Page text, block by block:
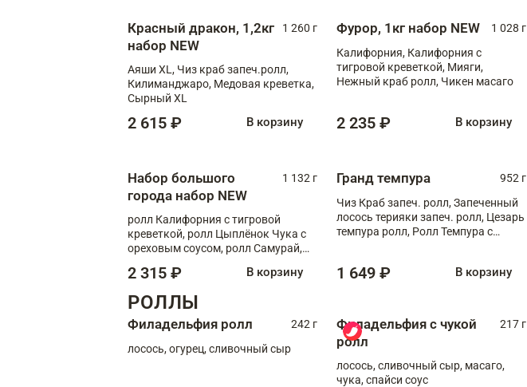
Красный дракон, 1,2кг
набор NEW
1 260 г
Аяши XL, Чиз краб запеч.ролл,
Килиманджаро, Медовая креветка,
Сырный XL
2 615 ₽ В корзину
Фурор, 1кг набор NEW
1 028 г
Калифорния, Калифорния с
тигровой креветкой, Мияги,
Нежный краб ролл, Чикен масаго
2 235 ₽ В корзину
Набор большого
города набор NEW
1 132 г
ролл Калифорния с тигровой
креветкой, ролл Цыплёнок Чука с
ореховым соусом, ролл Самурай,
ролл с крабом
2 315 ₽ В корзину
Гранд темпура
952 г
Чиз Краб запеч. ролл, Запеченный
лосось терияки запеч. ролл, Цезарь
темпура ролл, Ролл Темпура с
1 649 ₽ В корзину
РОЛЛЫ
Филадельфия ролл
242 г
лосось, огурец, сливочный сыр
Филадельфия с чукой
ролл
217 г
лосось, сливочный сыр, масаго,
чука, спайси соус